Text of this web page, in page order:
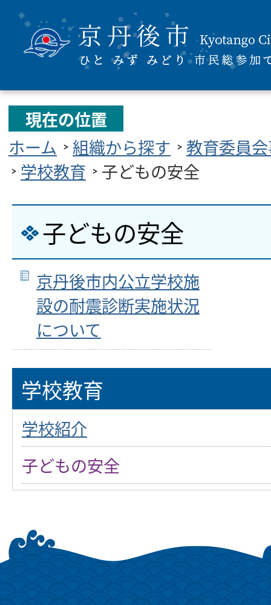
現在の位置
ホーム
組織から探す
教育委員
学校教育
子どもの安全
子どもの安全
京丹後市内公立学校施
設の耐震診断実施状況
について
学校教育
学校紹介
子どもの安全